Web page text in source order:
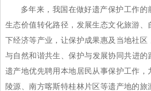
多年来，我国在做好遗产保护工作的
生态价值转化路径，发展生态文化旅游、
下经济等产业，让保护成果惠及当地社区
与自然和谐共生、保护与发展协同共进的
遗产地优先聘用本地居民从事保护工作，
陵源、南方喀斯特桂林片区等遗产地的旅